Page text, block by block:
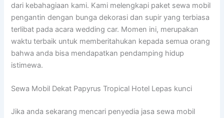
dari kebahagiaan kami. Kami melengkapi paket sewa mobil
pengantin dengan bunga dekorasi dan supir yang terbiasa
terlibat pada acara wedding car. Momen ini, merupakan
waktu terbaik untuk memberitahukan kepada semua orang
bahwa anda bisa mendapatkan pendamping hidup
istimewa.
Sewa Mobil Dekat Papyrus Tropical Hotel Lepas kunci
Jika anda sekarang mencari penyedia jasa sewa mobil